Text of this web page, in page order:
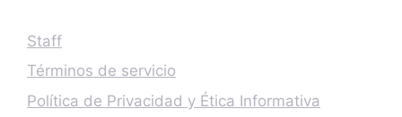
Staff
Términos de servicio
Política de Privacidad y Ética Informativa